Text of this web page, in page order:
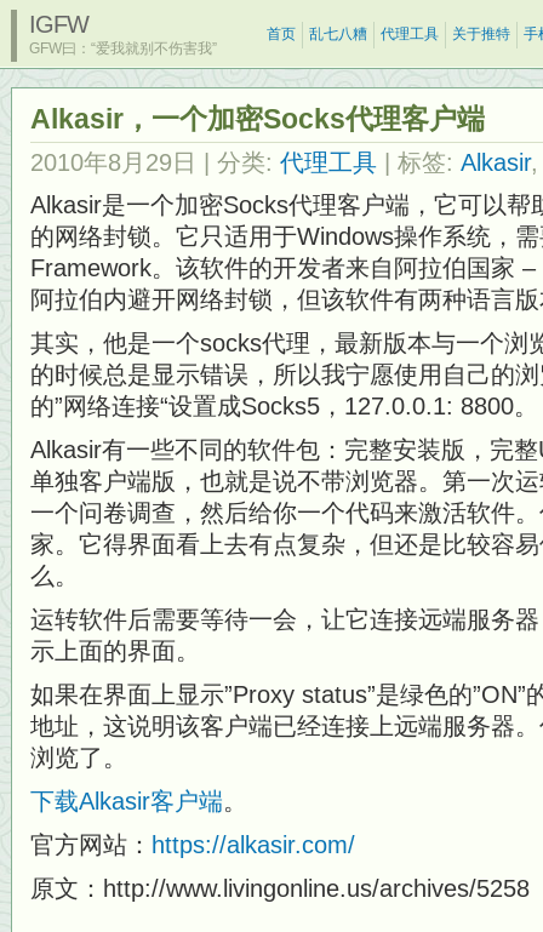
IGFW
GFW曰：“爱我就别不伤害我”
首页 乱七八糟 代理工具 关于推特 手
Alkasir，一个加密Socks代理客户端
2010年8月29日 | 分类: 代理工具 | 标签: Alkasir
Alkasir是一个加密Socks代理客户端，它可以
的网络封锁。它只适用于Windows操作系统，
Framework。该软件的开发者来自阿拉伯国家
阿拉伯内避开网络封锁，但该软件有两种语言
其实，他是一个socks代理，最新版本与一个浏
的时候总是显示错误，所以我宁愿使用自己的
的”网络连接“设置成Socks5，127.0.0.1: 8800。
Alkasir有一些不同的软件包：完整安装版，完
单独客户端版，也就是说不带浏览器。第一次
一个问卷调查，然后给你一个代码来激活软件
家。它得界面看上去有点复杂，但还是比较容
么。
运转软件后需要等待一会，让它连接远端服务
示上面的界面。
如果在界面上显示”Proxy status”是绿色的
地址，这说明该客户端已经连接上远端服务器
浏览了。
下载Alkasir客户端。
官方网站： https://alkasir.com/
原文：http://www.livingonline.us/archives/5258